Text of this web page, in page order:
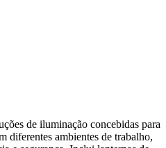
de iluminação concebidas para
diferentes ambientes de trabalho,